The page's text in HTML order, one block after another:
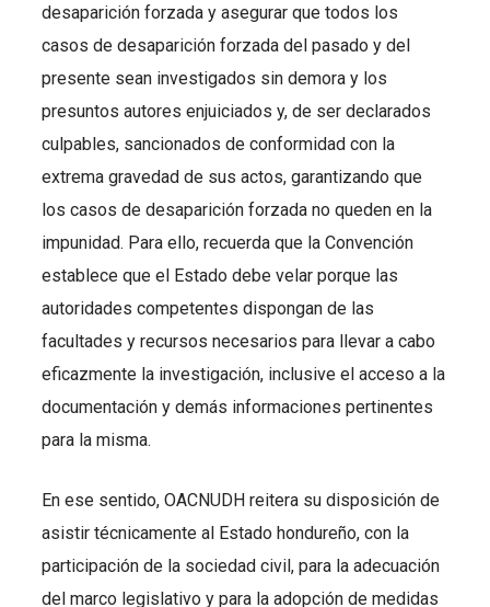
desaparición forzada y asegurar que todos los
casos de desaparición forzada del pasado y del
presente sean investigados sin demora y los
presuntos autores enjuiciados y, de ser declarados
culpables, sancionados de conformidad con la
extrema gravedad de sus actos, garantizando que
los casos de desaparición forzada no queden en la
impunidad. Para ello, recuerda que la Convención
establece que el Estado debe velar porque las
autoridades competentes dispongan de las
facultades y recursos necesarios para llevar a cabo
eficazmente la investigación, inclusive el acceso a la
documentación y demás informaciones pertinentes
para la misma.
En ese sentido, OACNUDH reitera su disposición de
asistir técnicamente al Estado hondureño, con la
participación de la sociedad civil, para la adecuación
del marco legislativo y para la adopción de medidas